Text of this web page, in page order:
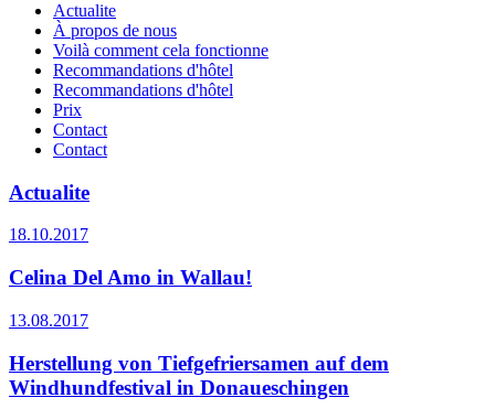
Actualite
À propos de nous
Voilà comment cela fonctionne
Recommandations d'hôtel
Recommandations d'hôtel
Prix
Contact
Contact
Actualite
18.10.2017
Celina Del Amo in Wallau!
13.08.2017
Herstellung von Tiefgefriersamen auf dem
Windhundfestival in Donaueschingen